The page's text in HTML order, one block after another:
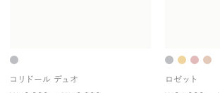
コリドール デュオ
ロゼット